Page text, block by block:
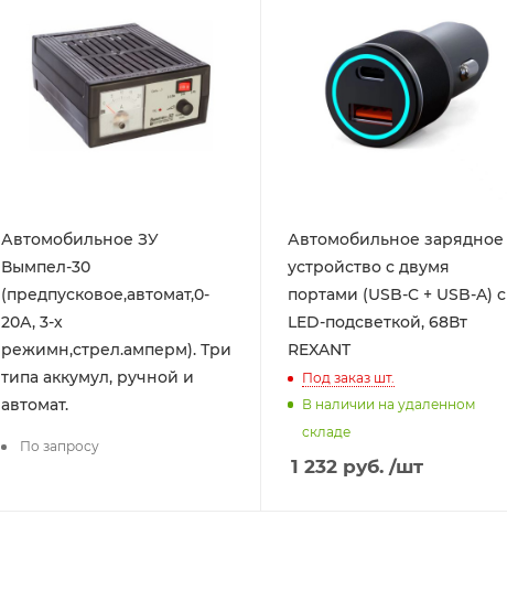
Автомобильное ЗУ
Вымпел-30
(предпусковое,автомат,0-
20А, 3-х
режимн,стрел.амперм). Три
типа аккумул, ручной и
автомат.
По запросу
Автомобильное зарядное
устройство c двумя
портами (USB-C + USB-A) c
LED-подсветкой, 68Вт
REXANT
Под заказшт.
В наличии на удаленном
складе
1 232руб. /шт